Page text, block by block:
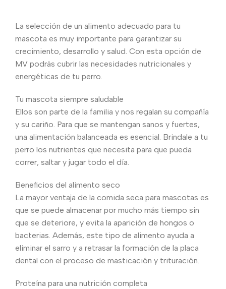
La selección de un alimento adecuado para tu
mascota es muy importante para garantizar su
crecimiento, desarrollo y salud. Con esta opción de
MV podrás cubrir las necesidades nutricionales y
energéticas de tu perro.
Tu mascota siempre saludable
Ellos son parte de la familia y nos regalan su compañía
y su cariño. Para que se mantengan sanos y fuertes,
una alimentación balanceada es esencial. Brindale a tu
perro los nutrientes que necesita para que pueda
correr, saltar y jugar todo el día.
Beneficios del alimento seco
La mayor ventaja de la comida seca para mascotas es
que se puede almacenar por mucho más tiempo sin
que se deteriore, y evita la aparición de hongos o
bacterias. Además, este tipo de alimento ayuda a
eliminar el sarro y a retrasar la formación de la placa
dental con el proceso de masticación y trituración.
Proteína para una nutrición completa